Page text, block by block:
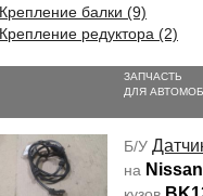
Крепление балки (9)
Крепление редуктора (2)
ЗАПЧАСТЬ
ДЛЯ
Б/У
на